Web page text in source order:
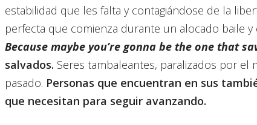
estabilidad que les falta y contagiándose de la
perfecta que comienza durante un alocado baile
Because maybe you’re gonna be the one that
salvados. Seres tambaleantes, paralizados por
pasado. Personas que encuentran en sus
que necesitan para seguir avanzando.